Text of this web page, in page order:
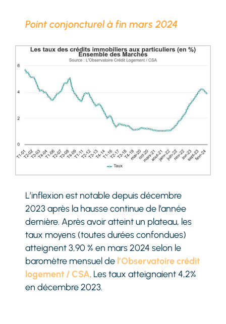
Point conjoncturel à fin mars 2024
L’inflexion est notable depuis décembre
2023 après la hausse continue de l’année
dernière. Après avoir atteint un plateau, les
taux moyens (toutes durées confondues)
atteignent 3,90 % en mars 2024 selon le
baromètre mensuel de l’Observatoire crédit
logement / CSA. Les taux atteignaient 4,2%
en décembre 2023.